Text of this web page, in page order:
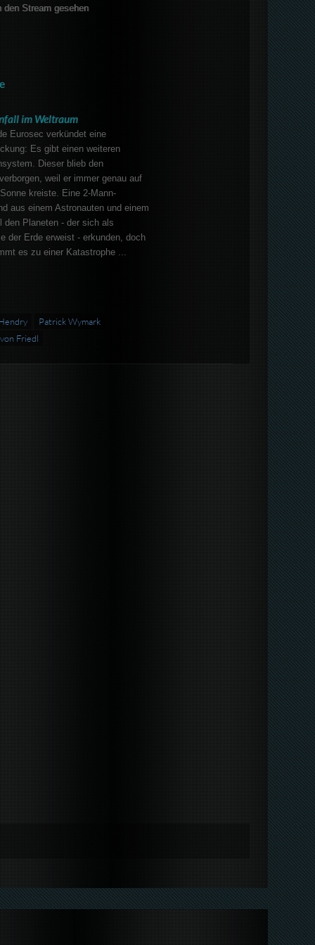
Stream gesehen
im Weltraum
Eurosec verkündet eine
Es gibt einen weiteren
Dieser blieb den
weil er immer genau auf
kreiste. Eine 2-Mann-
aus einem Astronauten und einem
den Planeten - der sich als
der Erde erweist - erkunden, doch
es zu einer Katastrophe ...
Patrick Wymark
Friedl